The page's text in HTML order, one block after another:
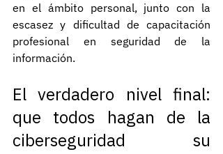
en el ámbito personal, junto con la
escasez y dificultad de capacitación
profesional en seguridad de la
información.
El verdadero nivel final:
que todos hagan de la
ciberseguridad su